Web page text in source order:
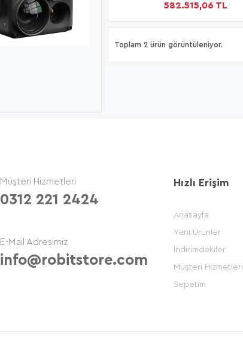
582.515,06 TL
Toplam 2 ürün görüntüleniyor.
Müşteri Hizmetleri
0312 221 2424
E-Mail Adresimiz
info@robitstore.com
Hızlı Erişim
Anasayfa
Yeni Ürünler
İndirimdekiler
Müşteri Hizmetleri
Sepetim